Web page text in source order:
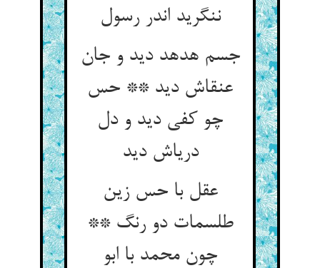
ننگرید اندر رسول‏
جسم هدهد دید و جان
عنقاش دید ** حس
چو کفی دید و دل
دریاش دید
عقل با حس زین
طلسمات دو رنگ **
چون محمد با ابو